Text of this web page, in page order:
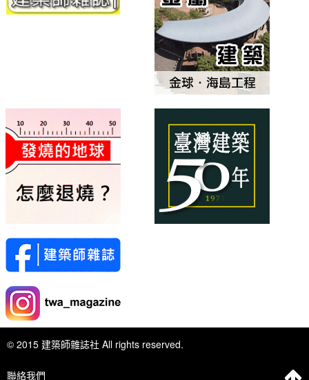
© 2015 建築師雜誌社 All rights reserved.
聯絡我們